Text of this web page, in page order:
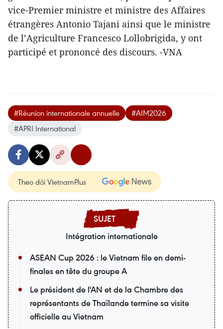
vice-Premier ministre et ministre des Affaires
étrangères Antonio Tajani ainsi que le ministre
de l’Agriculture Francesco Lollobrigida, y ont
participé et prononcé des discours. -VNA
#Réunion internationale annuelle
#AIM2026
#APRI International
Theo dõi VietnamPlus
Intégration internationale
ASEAN Cup 2026 : le Vietnam file en demi-
finales en tête du groupe A
Le président de l'AN et de la Chambre des
représentants de Thaïlande termine sa visite
officielle au Vietnam